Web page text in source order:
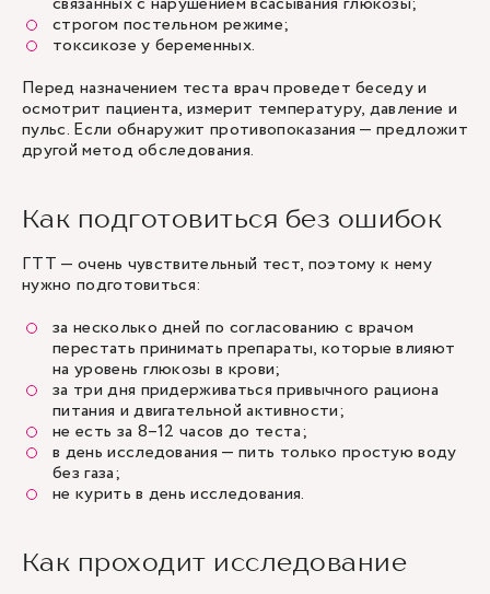
строгом постельном режиме;
токсикозе у беременных.
Перед назначением теста врач проведет беседу и
осмотрит пациента, измерит температуру, давление и
пульс. Если обнаружит противопоказания — предложит
другой метод обследования.
Как подготовиться без ошибок
ГТТ — очень чувствительный тест, поэтому к нему
нужно подготовиться:
за несколько дней по согласованию с врачом
перестать принимать препараты, которые влияют
на уровень глюкозы в крови;
за три дня придерживаться привычного рациона
питания и двигательной активности;
не есть за 8–12 часов до теста;
в день исследования — пить только простую воду
без газа;
не курить в день исследования.
Как проходит исследование